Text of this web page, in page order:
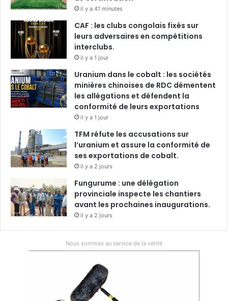
il y a 41 minutes
CAF : les clubs congolais fixés sur
leurs adversaires en compétitions
interclubs.
il y a 1 jour
Uranium dans le cobalt : les sociétés
minières chinoises de RDC démentent
les allégations et défendent la
conformité de leurs exportations
il y a 1 jour
TFM réfute les accusations sur
l’uranium et assure la conformité de
ses exportations de cobalt.
il y a 2 jours
Fungurume : une délégation
provinciale inspecte les chantiers
avant les prochaines inaugurations.
il y a 2 jours
Nous sommes au service de la vérité